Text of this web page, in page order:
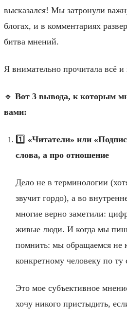
высказался! Мы затронули
блогах, и в комментариях
битва мнений.
Я внимательно прочитала всё и
🔹 Вот 3 вывода, к которым
вами:
1️⃣ «Читатели» или
слова, а про отношение
Дело не в терминологии
звучит гордо), а во
многие верно заметили:
живые люди. И когда мы
помнить: мы обращаемся не
конкретному человеку по ту
Это мое субъективное
хочу никого пристыдить,